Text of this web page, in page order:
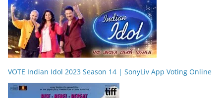
VOTE Indian Idol 2023 Season 14 | SonyLiv App Voting Online